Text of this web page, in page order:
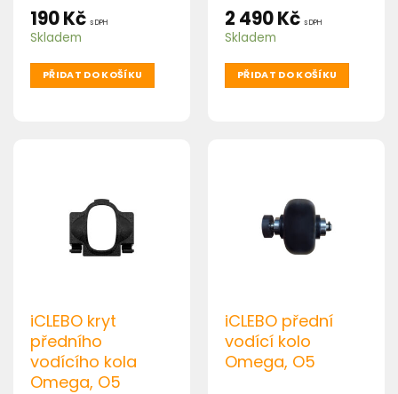
Balení obsahuje 2 ks.
190Kč s DPH
Skladem
PŘIDAT DO KOŠÍKU
2 490Kč s DPH
Skladem
PŘIDAT DO KOŠÍKU
iCLEBO kryt
předního
vodícího kola
Omega, O5
iCLEBO přední
vodící kolo
Omega, O5